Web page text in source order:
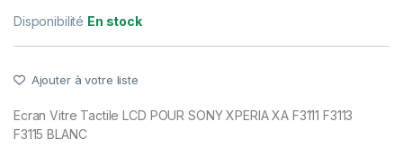
Disponibilité En stock
Ajouter à votre liste
Ecran Vitre Tactile LCD POUR SONY XPERIA XA F3111 F3113
F3115 BLANC